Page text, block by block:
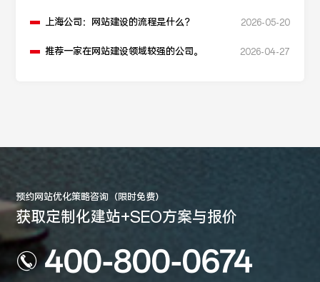
上海公司：网站建设的流程是什么？ 2026-05-20
推荐一家在网站建设领域较强的公司。 2026-04-27
预约网站优化策略咨询（限时免费）
获取定制化建站+SEO方案与报价
400-800-0674